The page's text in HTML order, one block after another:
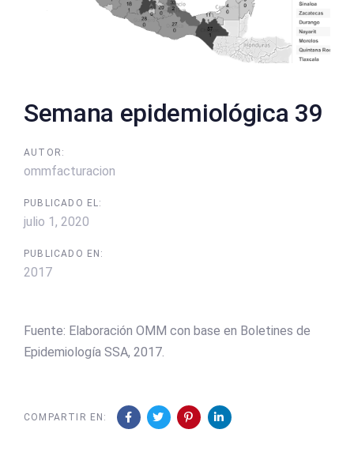
Semana epidemiológica 39
AUTOR:
ommfacturacion
PUBLICADO EL:
julio 1, 2020
PUBLICADO EN:
2017
Fuente: Elaboración OMM con base en Boletines de
Epidemiología SSA, 2017.
COMPARTIR EN: